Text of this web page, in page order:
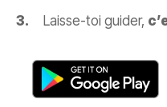
Laisse-toi guider,